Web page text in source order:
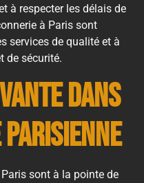
à respecter les délais de
à Paris sont
services de qualité et à
de sécurité.
dans
sont à la pointe de